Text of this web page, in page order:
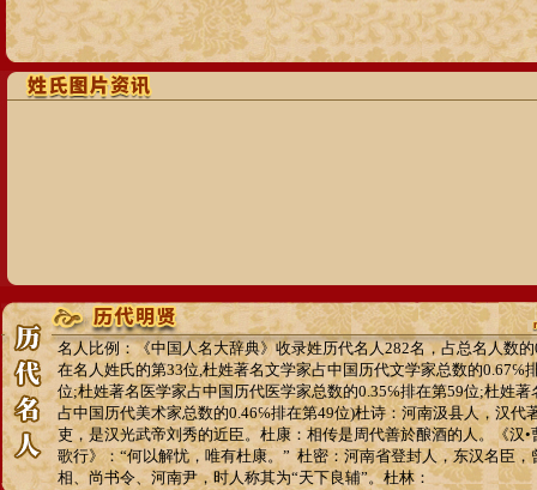
名人比例：《中国人名大辞典》收录姓历代名人282名，占总名人数
在名人姓氏的第33位,杜姓著名文学家占中国历代文学家总数的0.67℅
位;杜姓著名医学家占中国历代医学家总数的0.35℅排在第59位;杜姓著
占中国历代美术家总数的0.46℅排在第49位)杜诗：河南汲县人，汉代
吏，是汉光武帝刘秀的近臣。杜康：相传是周代善於酿酒的人。《汉•
歌行》：“何以解忧，唯有杜康。” 杜密：河南省登封人，东汉名臣，
相、尚书令、河南尹，时人称其为“天下良辅”。杜林：